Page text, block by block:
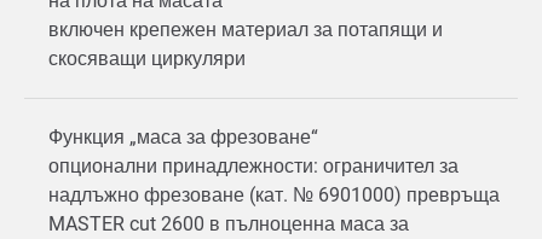
включен крепежен материал за потапящи и
скосяващи циркуляри
Функция „маса за фрезоване“
опционални принадлежности: ограничител за
надлъжно фрезоване (кат. № 6901000) превръща
MASTER cut 2600 в пълноценна маса за